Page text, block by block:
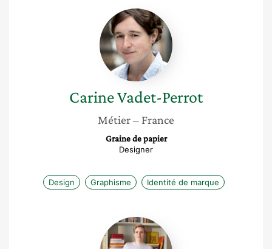
Carine
Vadet-
Perrot
CarineVadet-Perrot
Métier– France
Graine de papier
Designer
Design Graphisme Identité de marque
Madeleine
Masse